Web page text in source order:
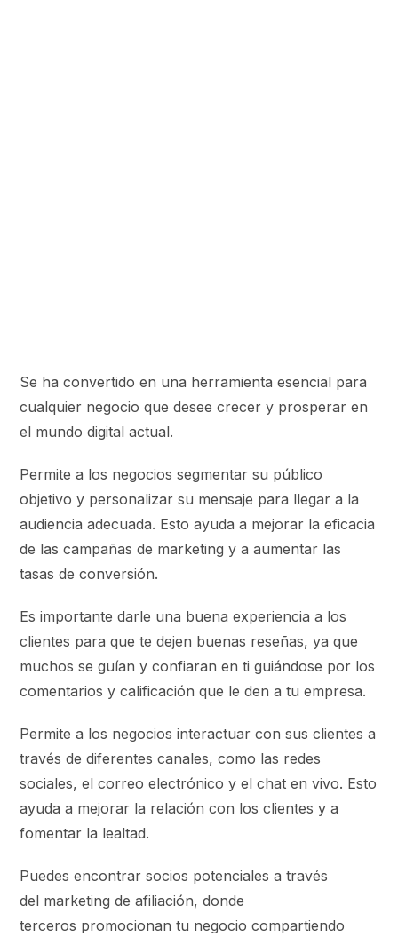
Se ha convertido en una herramienta esencial para
cualquier negocio que desee crecer y prosperar en
el mundo digital actual.
Permite a los negocios segmentar su público
objetivo y personalizar su mensaje para llegar a la
audiencia adecuada. Esto ayuda a mejorar la eficacia
de las campañas de marketing y a aumentar las
tasas de conversión.
Es importante darle una buena experiencia a los
clientes para que te dejen buenas reseñas, ya que
muchos se guían y confiaran en ti guiándose por los
comentarios y calificación que le den a tu empresa.
Permite a los negocios interactuar con sus clientes a
través de diferentes canales, como las redes
sociales, el correo electrónico y el chat en vivo. Esto
ayuda a mejorar la relación con los clientes y a
fomentar la lealtad.
Puedes encontrar socios potenciales a través
del marketing de afiliación, donde
terceros promocionan tu negocio compartiendo